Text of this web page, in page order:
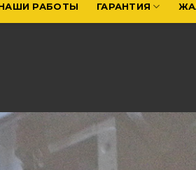
РАБОТЫ ГАРАНТИЯ